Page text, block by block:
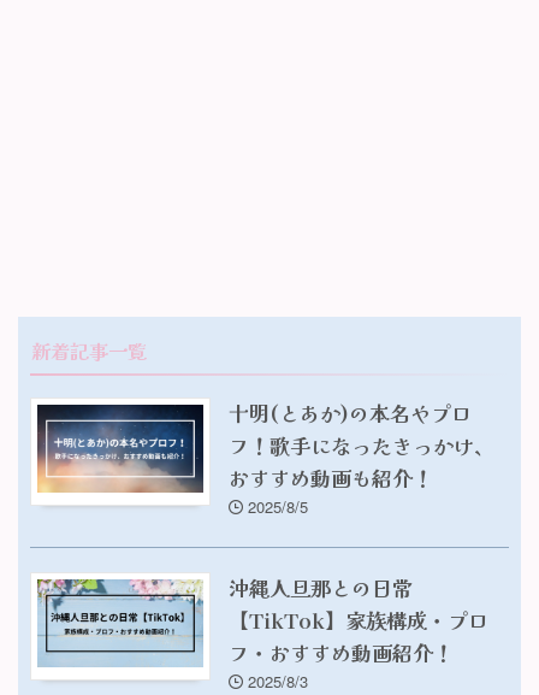
新着記事一覧
十明(とあか)の本名やプロ
フ！歌手になったきっかけ、
おすすめ動画も紹介！
2025/8/5
沖縄人旦那との日常
【TikTok】家族構成・プロ
フ・おすすめ動画紹介！
2025/8/3